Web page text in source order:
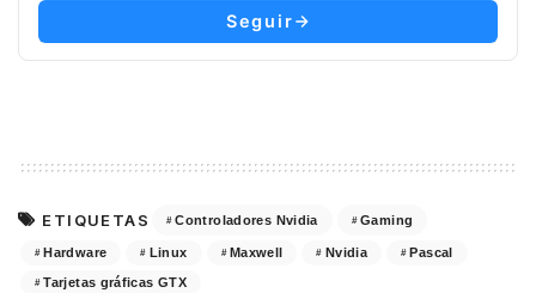
Seguir
ETIQUETAS Controladores Nvidia Gaming
Hardware Linux Maxwell Nvidia Pascal
Tarjetas gráficas GTX